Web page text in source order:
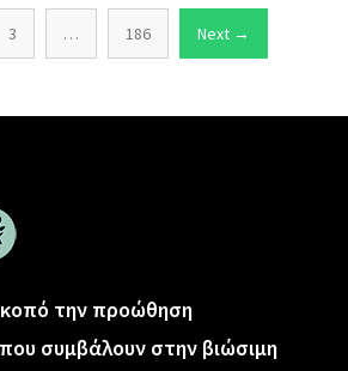
3 … 186 Next →
την προώθηση
συμβάλουν στην βιώσιμη